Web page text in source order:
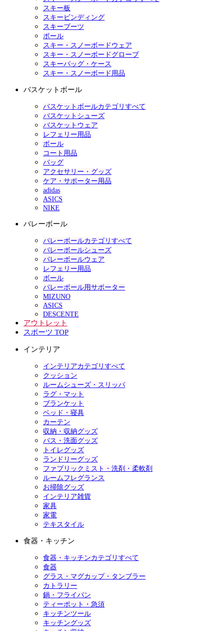
スキー板
スキービンディング
スキーブーツ
ポール
スキー・スノーボードウェア
スキー・スノーボードグローブ
スキーバッグ・ケース
スキー・スノーボード用品
バスケットボール
バスケットボールカテゴリすべて
バスケットシューズ
バスケットウェア
レフェリー用品
ボール
コート用品
バッグ
アクセサリー・グッズ
ケア・サポーター用品
adidas
ASICS
NIKE
バレーボール
バレーボールカテゴリすべて
バレーボールシューズ
バレーボールウェア
レフェリー用品
ボール
バレーボール用サポーター
MIZUNO
ASICS
DESCENTE
アウトレット
スポーツ TOP
インテリア
インテリアカテゴリすべて
クッション
ルームシューズ・スリッパ
ラグ・マット
ブランケット
ベッド・寝具
カーテン
収納・収納グッズ
バス・洗面グッズ
トイレグッズ
ランドリーグッズ
ファブリックミスト・洗剤・柔軟剤
ルームフレグランス
お掃除グッズ
インテリア雑貨
家具
家電
テキスタイル
食器・キッチン
食器・キッチンカテゴリすべて
食器
グラス・マグカップ・タンブラー
カトラリー
鍋・フライパン
ティーポット・急須
キッチンツール
キッチングッズ